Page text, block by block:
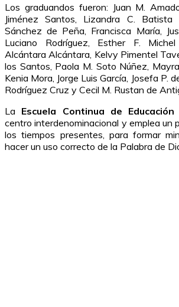
Los graduandos fueron: Juan M.
Jiménez Santos, Lizandra C. Batista
Sánchez de Peña, Francisca María,
Luciano Rodríguez, Esther F.
Alcántara Alcántara, Kelvy Pimentel
los Santos, Paola M. Soto Núñez,
Kenia Mora, Jorge Luis García, Josefa P.
Rodríguez Cruz y Cecil M. Rustan de
La Escuela Continua de Educación
centro interdenominacional y emplea un
los tiempos presentes, para formar
hacer un uso correcto de la Palabra de